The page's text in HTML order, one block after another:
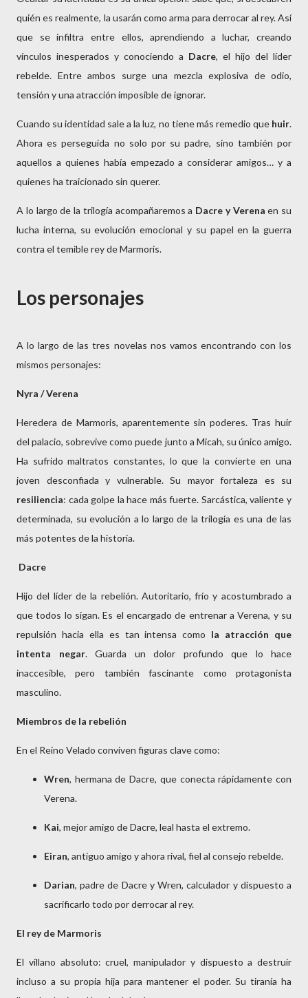
quién es realmente, la usarán como arma para derrocar al rey. Así
que se infiltra entre ellos, aprendiendo a luchar, creando
vínculos inesperados y conociendo a Dacre, el hijo del líder
rebelde. Entre ambos surge una mezcla explosiva de odio,
tensión y una atracción imposible de ignorar.
Cuando su identidad sale a la luz, no tiene más remedio que huir.
Ahora es perseguida no solo por su padre, sino también por
aquellos a quienes había empezado a considerar amigos… y a
quienes ha traicionado sin querer.
A lo largo de la trilogía acompañaremos a Dacre y Verena en su
lucha interna, su evolución emocional y su papel en la guerra
contra el temible rey de Marmoris.
Los personajes
A lo largo de las tres novelas nos vamos encontrando con los
mismos personajes:
Nyra / Verena
Heredera de Marmoris, aparentemente sin poderes. Tras huir
del palacio, sobrevive como puede junto a Micah, su único amigo.
Ha sufrido maltratos constantes, lo que la convierte en una
joven desconfiada y vulnerable. Su mayor fortaleza es su
resiliencia: cada golpe la hace más fuerte. Sarcástica, valiente y
determinada, su evolución a lo largo de la trilogía es una de las
más potentes de la historia.
Dacre
Hijo del líder de la rebelión. Autoritario, frío y acostumbrado a
que todos lo sigan. Es el encargado de entrenar a Verena, y su
repulsión hacia ella es tan intensa como la atracción que
intenta negar. Guarda un dolor profundo que lo hace
inaccesible, pero también fascinante como protagonista
masculino.
Miembros de la rebelión
En el Reino Velado conviven figuras clave como:
Wren, hermana de Dacre, que conecta rápidamente con
Verena.
Kai, mejor amigo de Dacre, leal hasta el extremo.
Eiran, antiguo amigo y ahora rival, fiel al consejo rebelde.
Darian, padre de Dacre y Wren, calculador y dispuesto a
sacrificarlo todo por derrocar al rey.
El rey de Marmoris
El villano absoluto: cruel, manipulador y dispuesto a destruir
incluso a su propia hija para mantener el poder. Su tiranía ha